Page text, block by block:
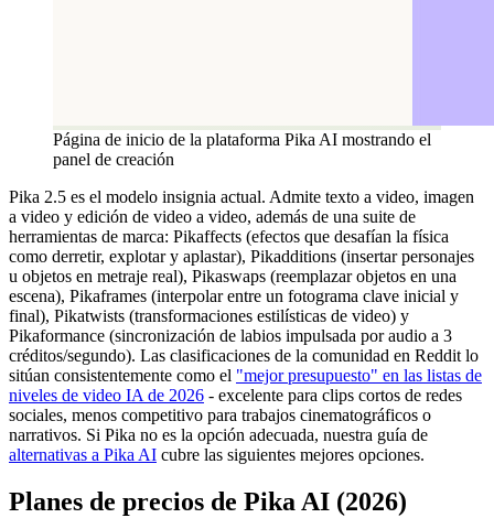
Página de inicio de la plataforma Pika AI mostrando el
panel de creación
Pika 2.5 es el modelo insignia actual. Admite texto a video, imagen
a video y edición de video a video, además de una suite de
herramientas de marca: Pikaffects (efectos que desafían la física
como derretir, explotar y aplastar), Pikadditions (insertar personajes
u objetos en metraje real), Pikaswaps (reemplazar objetos en una
escena), Pikaframes (interpolar entre un fotograma clave inicial y
final), Pikatwists (transformaciones estilísticas de video) y
Pikaformance (sincronización de labios impulsada por audio a 3
créditos/segundo). Las clasificaciones de la comunidad en Reddit lo
sitúan consistentemente como el "mejor presupuesto" en las listas de
niveles de video IA de 2026 - excelente para clips cortos de redes
sociales, menos competitivo para trabajos cinematográficos o
narrativos. Si Pika no es la opción adecuada, nuestra guía de
alternativas a Pika AI cubre las siguientes mejores opciones.
Planes de precios de Pika AI (2026)